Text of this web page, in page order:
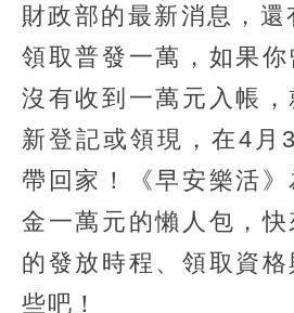
財政部的最新消息，
領取普發一萬，如果
沒有收到一萬元入帳
新登記或領現，在4月
帶回家！《早安樂活
金一萬元的懶人包，
的發放時程、領取資
些吧！